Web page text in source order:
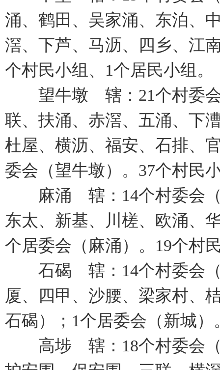
涌、鹤田、吴家涌、东泊、
滘、下芦、马沥、四乡、江
个村民小组、1个居民小组。
望牛墩 辖：21个村委会
联、扶涌、赤滘、五涌、下
杜屋、横沥、福安、石排、
委会（望牛墩）。37个村民
麻涌 辖：14个村委会（
东太、新基、川槎、欧涌、
个居委会（麻涌）。19个村
石碣 辖：14个村委会（
厦、四甲、沙腰、梁家村、
石碣）；1个居委会（新城
高埗 辖：18个村委会（